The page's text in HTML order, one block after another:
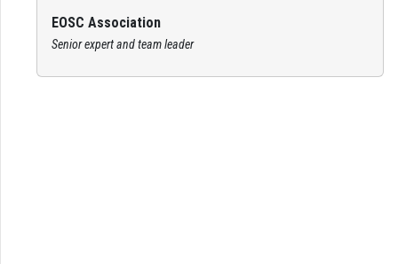
Kategóriák
EOSC Association
Senior expert and team leader